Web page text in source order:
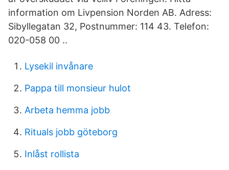
information om Livpension Norden AB. Adress:
Sibyllegatan 32, Postnummer: 114 43. Telefon:
020-058 00 ..
Lysekil invånare
Pappa till monsieur hulot
Arbeta hemma jobb
Rituals jobb göteborg
Inlåst rollista